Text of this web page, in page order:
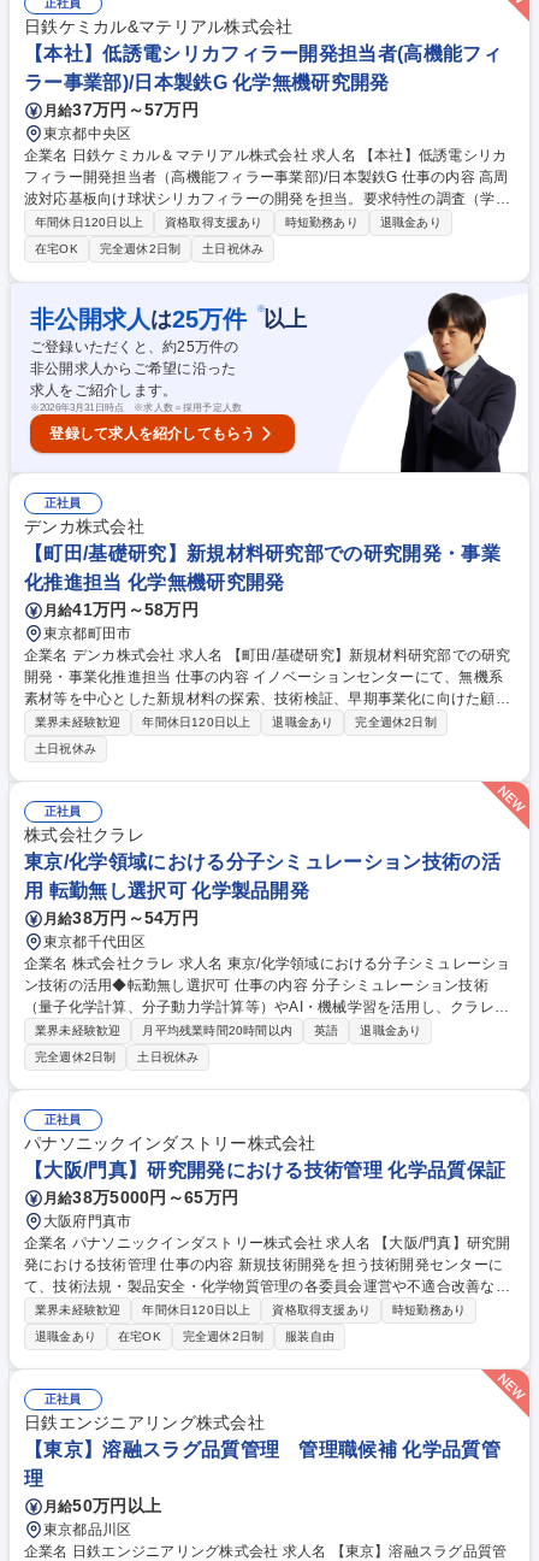
水質等）等幅広くお任せ。■主に使用する分析装置例：GC、LCMS、FT-I
R、NMR、GPC、XRD等 ※現状、液体・気体分析（有機系）の割合が多
いです。 募集職種 【千葉工場】化学製品の分析および分析手法開発
正社員
日鉄ケミカル&マテリアル株式会社
【本社】低誘電シリカフィラー開発担当者(高機能フィ
ラー事業部)/日本製鉄G 化学無機研究開発
月給37万円～57万円
東京都中央区
企業名 日鉄ケミカル＆マテリアル株式会社 求人名 【本社】低誘電シリカ
フィラー開発担当者（高機能フィラー事業部)/日本製鉄G 仕事の内容 高周
波対応基板向け球状シリカフィラーの開発を担当。要求特性の調査（学
会・顧客訪問等）からフィラー・樹脂界面の設計、研究所との連携まで製
品開発を幅広く担っていただけるポジションです。 ＜詳細＞■高周波対応
基板における球状シリカへの要求特性調査 (学会、展示会、特許、顧客訪
問など) ■要求特性を満たす球状シリカフィラーの設計 ■低誘電樹脂との相
溶性を高めるフィラー樹脂界面の設計 ■検討結果についての報告資料作
成、社内報告 ■特許明細書の作成、及び業務周辺領域に対する特許監視、
解析業務 ■サンプル試作や安全管理等における当社研究所との連携 募集職
種 【本社】低誘電シリカフィラー開発担当者（高機能フィラー事業部)/日
本製鉄G
年間休日120日以上 資格取得支援あり 時短勤務あり
退職金あり
在宅OK
完全週休2日制 土日祝休み
非公開求人 は25万件 ※以上
ご登録いただくと、約25万件の
非公開求人からご希望に沿った
求人をご紹介します。
※2026年3月31日時点 ※求人数＝採用予定人数
登録して求人を紹介してもらう
正社員
デンカ株式会社
【町田/基礎研究】新規材料研究部での研究開発・事業
化推進担当 化学無機研究開発
月給41万円～58万円
東京都町田市
企業名 デンカ株式会社 求人名 【町田/基礎研究】新規材料研究部での研究
開発・事業化推進担当 仕事の内容 イノベーションセンターにて、無機系
素材等を中心とした新規材料の探索、技術検証、早期事業化に向けた顧客
対応および工場への研究移管を担当。基礎研究から事業化まで一気通貫で
携わるポジションです。 【業務詳細】入社直後は既存テーマの早期事業化
に向けた顧客対応や事業所への移管対応を担当します。その後は新規テー
マの探索・創出、共同研究やコンソーシアム等アカデミアとの連携を推進
します。基本1テーマ1人体制で裁量が大きく、PoC業務から継続的な開発
テーマまで幅広く関わります。将来的には管理職や研究スペシャリストと
してのキャリアパスが描け、事業化を牽引する中核メンバーとしてご活躍
いただきます。 募集職種 【町田/基礎研究】新規材料研究部での研究開
発・事業化推進担当
業界未経験歓迎 年間休日120日以上 退職金あり
完全週休2日制
土日祝休み
正社員
株式会社クラレ
東京/化学領域における分子シミュレーション技術の活
用 転勤無し選択可 化学製品開発
月給38万円～54万円
東京都千代田区
企業名 株式会社クラレ 求人名 東京/化学領域における分子シミュレーショ
ン技術の活用◆転勤無し選択可 仕事の内容 分子シミュレーション技術
（量子化学計算、分子動力学計算等）やAI・機械学習を活用し、クラレグ
ループの新材料の設計・提案、物性値の推定、機構解明、大学・研究機関
との協業等の推進業務を担います。 【詳細】国内外の開発部署と協業し、
分子シミュレーションを用いて(1)課題ヒアリング (2)検討プラン策定・提
案 (3)シミュレーション実施 (4)結果報告等の実務を段階的に担当いただき
ます。大学・研究機関とのコラボレーション業務もあります。 《やりが
い》自身のデジタル技術が材料開発に直結する手応えを得られます。多様
なバックグラウンドを持つトップクラスの専門人材と議論しながら自らの
技術を高められる環境です。 募集職種 東京/化学領域における分子シミュ
レーション技術の活用◆転勤無し選択可
業界未経験歓迎 月平均残業時間20時間以内 英語
退職金あり
完全週休2日制
土日祝休み
正社員
パナソニックインダストリー株式会社
【大阪/門真】研究開発における技術管理 化学品質保証
月給38万5000円～65万円
大阪府門真市
企業名 パナソニックインダストリー株式会社 求人名 【大阪/門真】研究開
発における技術管理 仕事の内容 新規技術開発を担う技術開発センターに
て、技術法規・製品安全・化学物質管理の各委員会運営や不適合改善など
の技術行政をハンドリングし、安全で確実な研究開発の推進と改善を実施
する技術管理課の業務です。 新規化学物質や試作評価設備を扱い不定形作
業が中心となる環境において、変化の多い法規制や技術コンプラへの対
応、開発進捗の管理など技術行政の管理機能強化を担います。具体的には
各BUの設計開発部門や上位組織であるPID技術本部と連携しながら、技術
行政組織の事務局として、技術法規や製品安全、化学物質管理などの各委
員会の運営および不適合の改善などに、技術者とともに対応し改善を実施
します。 募集職種 【大阪/門真】研究開発における技術管理
業界未経験歓迎 年間休日120日以上 資格取得支援あり
時短勤務あり
退職金あり
在宅OK 完全週休2日制 服装自由
正社員
日鉄エンジニアリング株式会社
【東京】溶融スラグ品質管理 管理職候補 化学品質管
理
月給50万円以上
東京都品川区
企業名 日鉄エンジニアリング株式会社 求人名 【東京】溶融スラグ品質管